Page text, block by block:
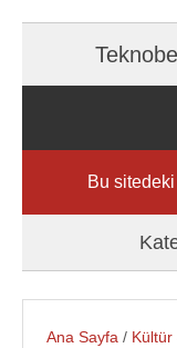
Bu sitedeki
Ana Sayfa / Kültür